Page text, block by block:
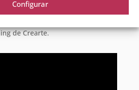
Configurar
de Crearte.